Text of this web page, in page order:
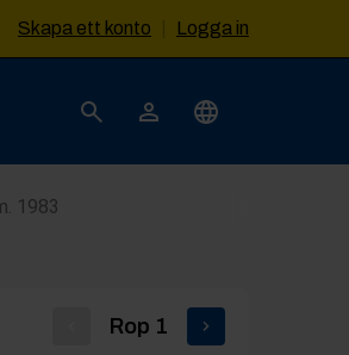
Skapa ett konto Logga in
1983
Rop 1